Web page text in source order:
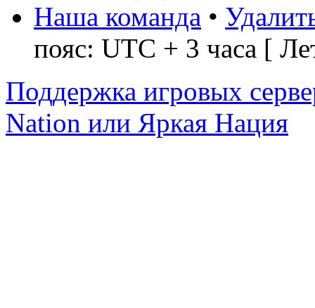
Наша команда •
пояс: UTC + 3 часа [
Поддержка игровых
Nation или Яркая Нация